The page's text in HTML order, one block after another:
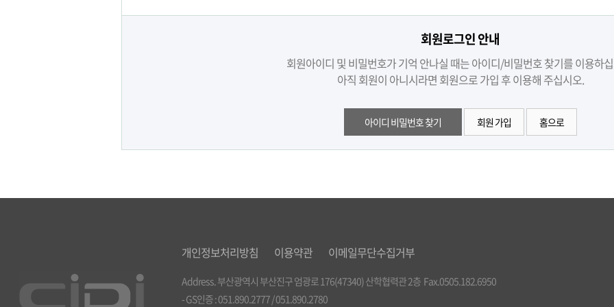
회원로그인 안내
회원아이디 및 비밀번호가 기억 안나실 때는 아이디/비밀번호 찾기를 이용하
아직 회원이 아니시라면 회원으로 가입 후 이용해 주십시오.
아이디 비밀번호 찾기 회원 가입 홈으로
개인정보처리방침 이용약관 이메일무단수집거부
Address. 부산광역시 부산진구 엄광로 176(47340) 산학협력관 2층 Fax.0505.182.6950
- GS인증 : 051.890.2777 / 051.890.2780